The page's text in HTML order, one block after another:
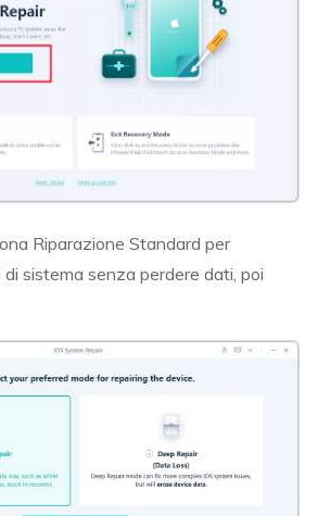
Riparazione Standard per
sistema senza perdere dati, poi